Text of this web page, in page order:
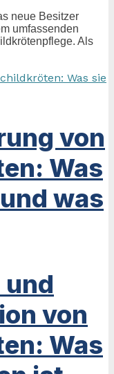
neue Besitzer
umfassenden
Als
von
Was
was
von
Was